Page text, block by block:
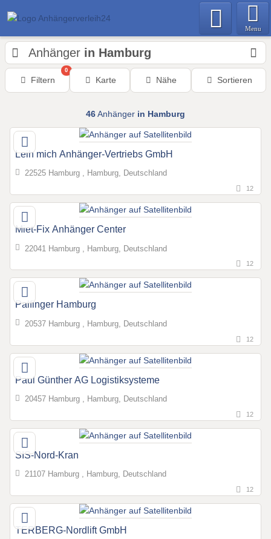
Menu
Anhänger in Hamburg
Filtern
0
Karte Nähe Sortieren
46Anhänger in Hamburg
Leih mich Anhänger-Vertriebs GmbH
22525 Hamburg , Hamburg, Deutschland
12
Miet-Fix Anhänger Center
22041 Hamburg , Hamburg, Deutschland
12
Palfinger Hamburg
20537 Hamburg , Hamburg, Deutschland
12
Paul Günther AG Logistiksysteme
20457 Hamburg , Hamburg, Deutschland
12
SIS-Nord-Kran
21107 Hamburg , Hamburg, Deutschland
12
TERBERG-Nordlift GmbH